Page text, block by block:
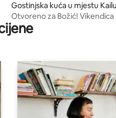
Gostinjska kuća u mjestu
Otvoreno za Božić! Vikendica
Plumeria Beach